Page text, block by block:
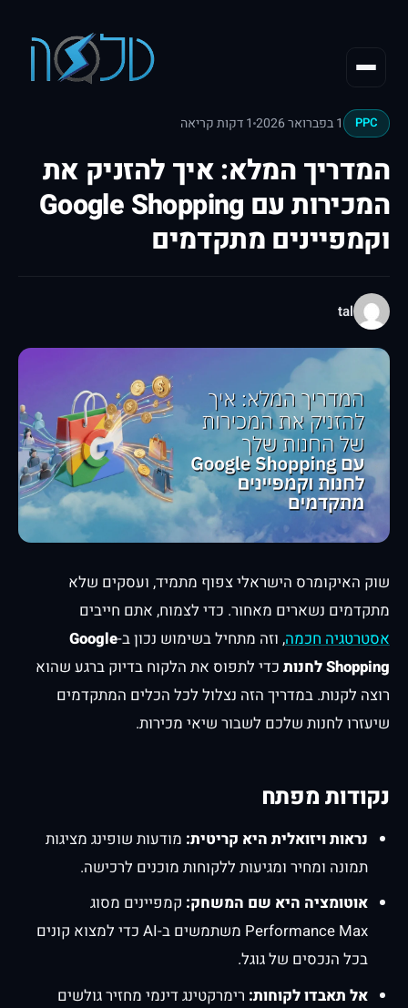
PPC 1 בפברואר 2026 1 דקות קריאה
המדריך המלא: איך להזניק את
המכירות עם Google Shopping
וקמפיינים מתקדמים
tal
שוק האיקומרס הישראלי צפוף מתמיד, ועסקים שלא
מתקדמים נשארים מאחור. כדי לצמוח, אתם חייבים
אסטרטגיה חכמה, וזה מתחיל בשימוש נכון ב-Google
Shopping לחנות
כדי לתפוס את הלקוח בדיוק ברגע שהוא
רוצה לקנות. במדריך הזה נצלול לכל הכלים המתקדמים
שיעזרו לחנות שלכם לשבור שיאי מכירות.
נקודות מפתח
נראות ויזואלית היא קריטית: מודעות שופינג מציגות
תמונה ומחיר ומגיעות ללקוחות מוכנים לרכישה.
אוטומציה היא שם המשחק: קמפיינים מסוג
Performance Max משתמשים ב-AI כדי למצוא קונים
בכל הנכסים של גוגל.
אל תאבדו לקוחות: רימרקטינג דינמי מחזיר גולשים